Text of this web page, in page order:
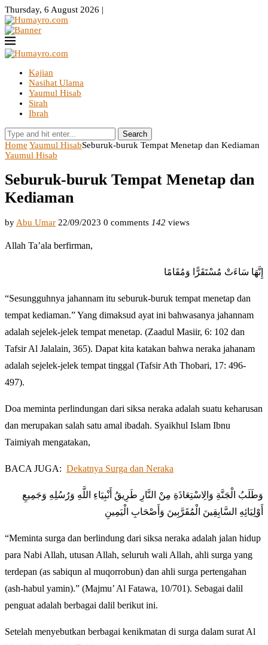
Thursday, 6 August 2026 |
Kajian
Nasihat Ulama
Yaumul Hisab
Sirah
Ibrah
Search
Home Yaumul HisabSeburuk-buruk Tempat Menetap dan Kediaman
Yaumul Hisab
Seburuk-buruk Tempat Menetap dan
Kediaman
by Abu Umar 22/09/2023 0 comments 142 views
Allah Ta’ala berfirman,
إِنَّهَا سَاءَتْ مُسْتَقَرًّا وَمُقَامًا
“Sesungguhnya jahannam itu seburuk-buruk tempat menetap dan
tempat kediaman.” Yang dimaksud ayat ini bahwasanya jahannam
adalah sejelek-jelek tempat menetap. (Zaadul Masiir, 6: 102 dan
Tafsir Al Jalalain, 365). Dapat kita katakan bahwa neraka jahanam
adalah sejelek-jelek tempat tinggal (Tafsir Ath Thobari, 17: 496-
497).
Doa meminta perlindungan dari siksa neraka adalah suatu keharusan
dan merupakan salah satu amal ibadah. Syaikhul Islam Ibnu
Taimiyah mengatakan,
BACA JUGA: Dekatnya Surga dan Neraka
وَطَلَبُ الْجَنَّةِ وَالِاسْتِعَاذَةِ مِنْ النَّارِ طَرِيقُ أَنْبِيَاءِ اللَّهِ وَرُسُلِهِ وَجَمِيعِ
أَوْلِيَائِهِ السَّابِقِينَ الْمُقَرَّبِينَ وَأَصْحَابِ الْيَمِينِ
“Meminta surga dan berlindung dari siksa neraka adalah jalan hidup
para Nabi Allah, utusan Allah, seluruh wali Allah, ahli surga yang
terdepan (as sabiqun al muqorrobun) dan ahli surga pertengahan
(ash-habul yamin).” (Majmu’ Al Fatawa, 10/701). Sebagai dalil
penguat adalah berbagai dalil berikut ini.
Setelah menyebutkan berbagai kenikmatan di surga dalam surat Al